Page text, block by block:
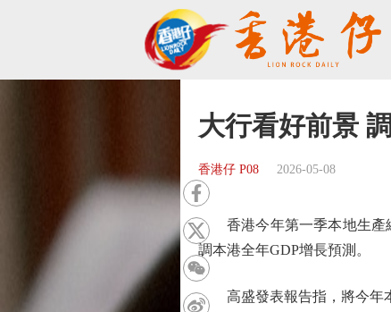
大行看好前景
香港仔 P08 2026-05-08
香港今年第一季本地生產總
調本港全年GDP增長預測。
高盛發表報告指，將今年本